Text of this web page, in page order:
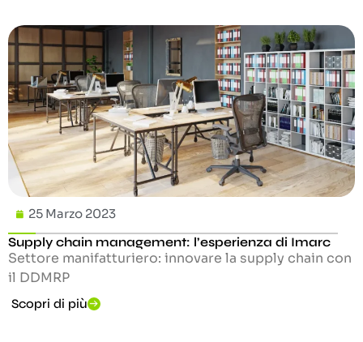
25 Marzo 2023
Supply chain management: l’esperienza di Imarc
Settore manifatturiero: innovare la supply chain con
il DDMRP
Scopri di più